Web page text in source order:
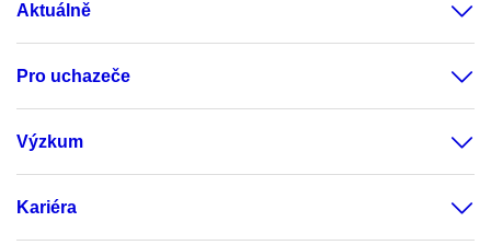
Aktuálně
Pro uchazeče
Výzkum
Kariéra